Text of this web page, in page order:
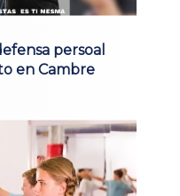
persoal
en Cambre